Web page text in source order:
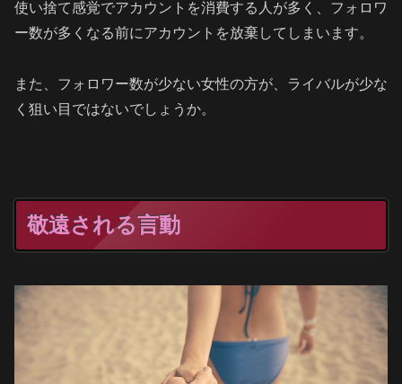
使い捨て感覚でアカウントを消費する人が多く、フォロワ
ー数が多くなる前にアカウントを放棄してしまいます。
また、フォロワー数が少ない女性の方が、ライバルが少な
く狙い目ではないでしょうか。
敬遠される言動